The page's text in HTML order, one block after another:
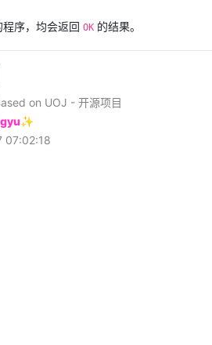
序，均会返回 OK 的结果。
on UOJ - 开源项目
07:02:18